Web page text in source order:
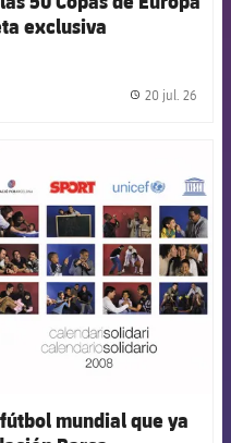
exclusiva
20 jul. 26
mundial que ya